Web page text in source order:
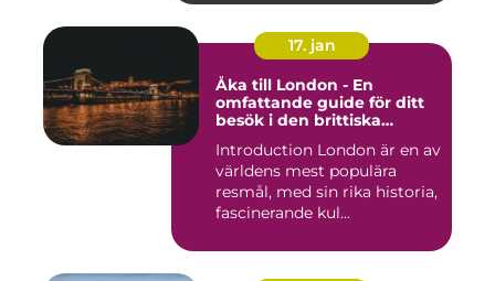
17. jan
Åka till London - En
omfattande guide för ditt
besök i den brittiska
Introduction London är en av
världens mest populära
resmål, med sin rika historia,
fascinerande kul...